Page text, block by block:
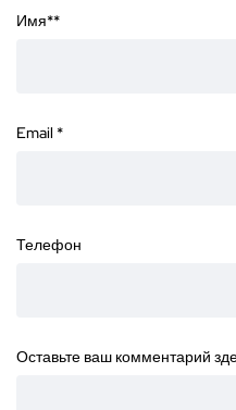
Имя**
Email *
Телефон
Оставьте ваш комментарий